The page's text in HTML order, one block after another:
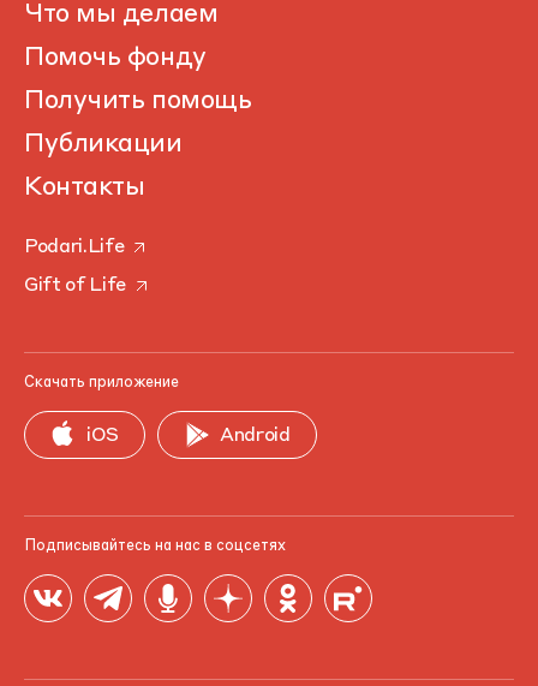
Что мы делаем
Помочь фонду
Получить помощь
Публикации
Контакты
Podari.Life
Gift of Life
Скачать приложение
iOS Android
Подписывайтесь на нас в соцсетях